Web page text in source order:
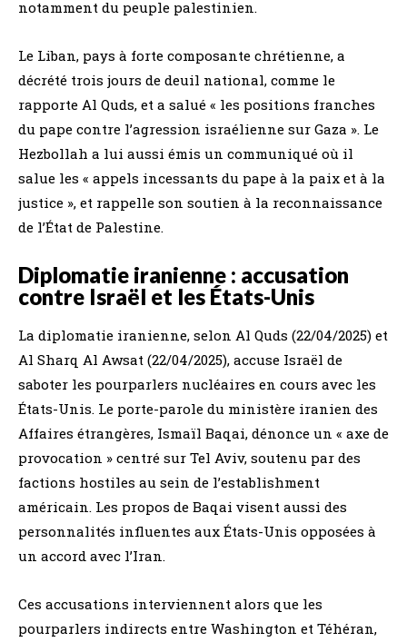
notamment du peuple palestinien.
Le Liban, pays à forte composante chrétienne, a
décrété trois jours de deuil national, comme le
rapporte Al Quds, et a salué « les positions franches
du pape contre l’agression israélienne sur Gaza ». Le
Hezbollah a lui aussi émis un communiqué où il
salue les « appels incessants du pape à la paix et à la
justice », et rappelle son soutien à la reconnaissance
de l’État de Palestine.
Diplomatie iranienne : accusation
contre Israël et les États-Unis
La diplomatie iranienne, selon Al Quds (22/04/2025) et
Al Sharq Al Awsat (22/04/2025), accuse Israël de
saboter les pourparlers nucléaires en cours avec les
États-Unis. Le porte-parole du ministère iranien des
Affaires étrangères, Ismaïl Baqai, dénonce un « axe de
provocation » centré sur Tel Aviv, soutenu par des
factions hostiles au sein de l’establishment
américain. Les propos de Baqai visent aussi des
personnalités influentes aux États-Unis opposées à
un accord avec l’Iran.
Ces accusations interviennent alors que les
pourparlers indirects entre Washington et Téhéran,